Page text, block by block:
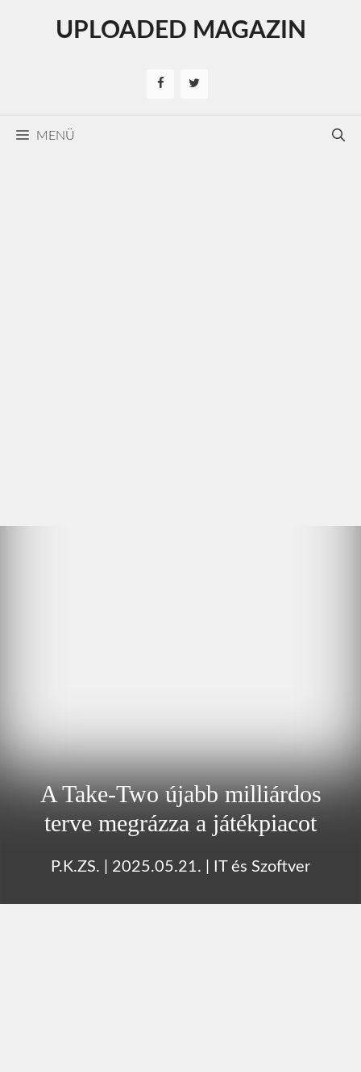
UPLOADED MAGAZIN
MENÜ
A Take-Two újabb milliárdos
terve megrázza a játékpiacot
P.K.ZS. 2025.05.21. IT és Szoftver